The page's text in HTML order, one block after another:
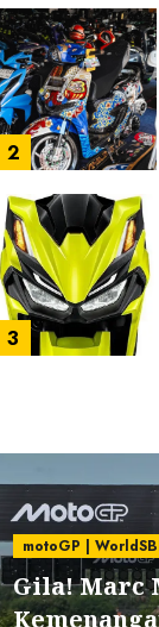
CRF150L
MOTOBLAST
2
3
4
motoGP |
Gila! Marc